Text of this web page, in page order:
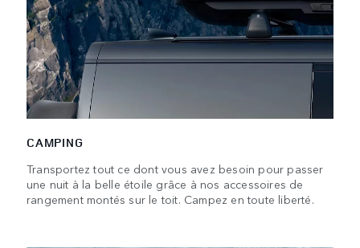
CAMPING
Transportez tout ce dont vous avez besoin pour passer
une nuit à la belle étoile grâce à nos accessoires de
rangement montés sur le toit. Campez en toute liberté.